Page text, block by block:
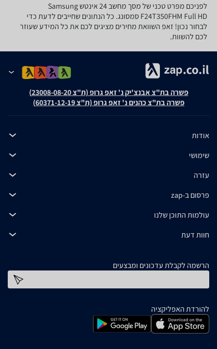
לפניכם מפרט טכני של מסך מחשב ‏24 ‏אינטש Samsung
F24T350FHM Full HD סמסונג. כל הנתונים שחייבים לדעת כדי
לבחור נכון! זאפ השוואת מחירים מציגים לכם את כל המידע שעוזר
לכם להשוות.
פשרה בת"צ אבנצ'יק נ' זאפ גרופ (ת"צ 23008-08-20)
פשרה בת"צ כהנים נ' זאפ גרופ (ת"צ 60371-12-19)
אודות
שימושי
עזרה
פרסום ב-zap
עולמות התוכן שלנו
חוות דעת
הרשמה לקבלת עדכונים ומבצעים
להורדת האפליקציה